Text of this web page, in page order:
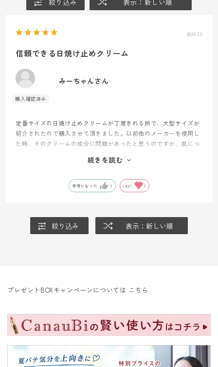
絞り込み 表示：新しい順
2026.7.3
信頼できる日焼け止めクリーム
みーちゃんさん
定番サイズの日焼け止めクリームが丁度きれる所で、大型サイズが
紹介されたので購入させて頂きました。以前他のメーカーを使用し
た時、そのクリームの成分に問題があったと思うのですが、肌につ
経験がありました。トッコの製品はローションを始め安心して使用
続きを読む
参考になった 0 Like! 0
絞り込み 表示：新しい順
プレゼントBOXキャンペーンについては こちら